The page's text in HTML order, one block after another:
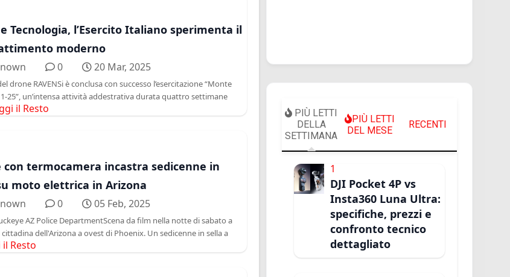
Tecnologia, l’Esercito Italiano sperimenta il
moderno
0 20 Mar, 2025
drone RAVENSi è conclusa con successo l’esercitazione “Monte
25”, un’intensa attività addestrativa durata quattro settimane
il Resto
con termocamera incastra sedicenne in
moto elettrica in Arizona
0 05 Feb, 2025
AZ Police DepartmentScena da film nella notte di sabato a
cittadina dell'Arizona a ovest di Phoenix. Un sedicenne in sella a
il Resto
PIÙ LETTI
DELLA
SETTIMANA
PIÙ LETTI
DEL MESE
RECENTI
1
DJI Pocket 4P vs
Insta360 Luna Ultra:
specifiche, prezzi e
confronto tecnico
dettagliato